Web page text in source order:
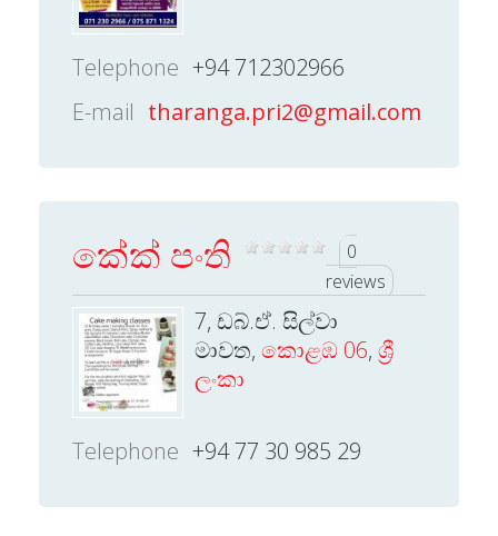
Telephone +94 712302966
E-mail tharanga.pri2@gmail.com
කේක් පංති
0
reviews
7, ඩබ්.ඒ. සිල්වා
මාවත, කොළඹ 06, ශ්‍රී
ලංකා
Telephone +94 77 30 985 29